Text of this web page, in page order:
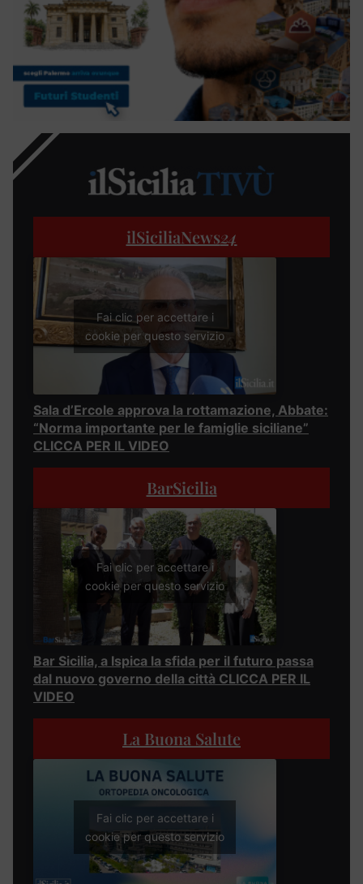
ilSiciliaNews24
Fai clic per accettare i
cookie per questo servizio
Sala d’Ercole approva la rottamazione, Abbate:
“Norma importante per le famiglie siciliane”
CLICCA PER IL VIDEO
BarSicilia
Fai clic per accettare i
cookie per questo servizio
Bar Sicilia, a Ispica la sfida per il futuro passa
dal nuovo governo della città CLICCA PER IL
VIDEO
La Buona Salute
Fai clic per accettare i
cookie per questo servizio